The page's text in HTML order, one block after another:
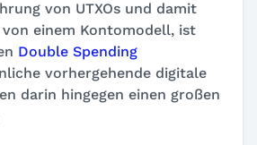
von UTXOs und damit
einem Kontomodell, ist
Double Spending
vorhergehende digitale
darin hingegen einen großen